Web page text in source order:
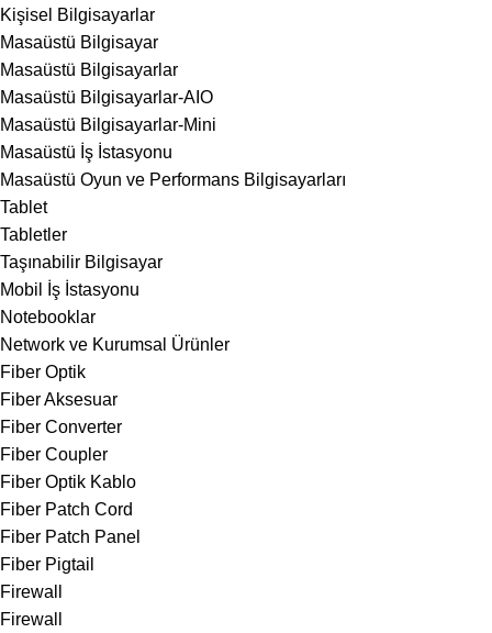
Kişisel Bilgisayarlar
Masaüstü Bilgisayar
Masaüstü Bilgisayarlar
Masaüstü Bilgisayarlar-AIO
Masaüstü Bilgisayarlar-Mini
Masaüstü İş İstasyonu
Masaüstü Oyun ve Performans Bilgisayarları
Tablet
Tabletler
Taşınabilir Bilgisayar
Mobil İş İstasyonu
Notebooklar
Network ve Kurumsal Ürünler
Fiber Optik
Fiber Aksesuar
Fiber Converter
Fiber Coupler
Fiber Optik Kablo
Fiber Patch Cord
Fiber Patch Panel
Fiber Pigtail
Firewall
Firewall